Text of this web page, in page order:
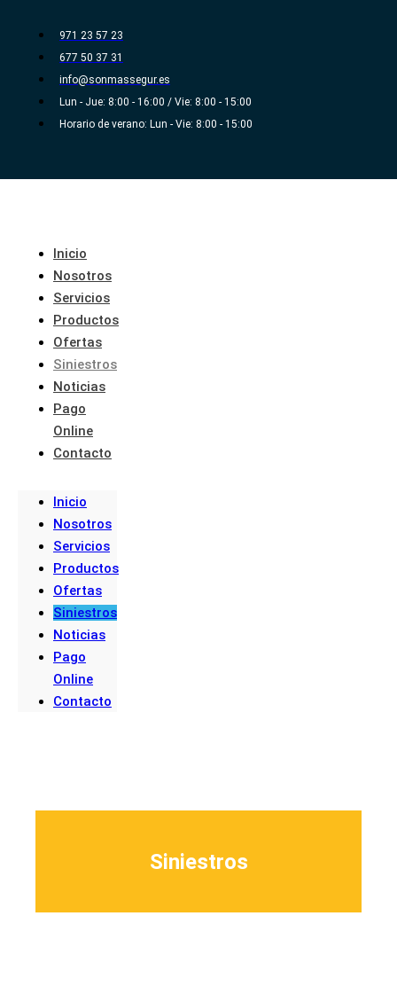
contenido
971 23 57 23
677 50 37 31
info@sonmassegur.es
Lun - Jue: 8:00 - 16:00 / Vie: 8:00 - 15:00
Horario de verano: Lun - Vie: 8:00 - 15:00
Inicio
Nosotros
Servicios
Productos
Ofertas
Siniestros
Noticias
Pago
Online
Contacto
Inicio
Nosotros
Servicios
Productos
Ofertas
Siniestros
Noticias
Pago
Online
Contacto
Siniestros